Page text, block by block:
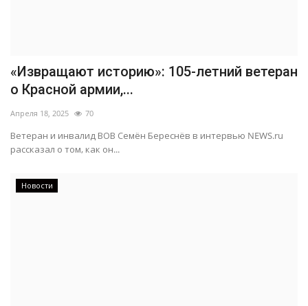
«Извращают историю»: 105-летний ветеран
о Красной армии,...
Апреля 18, 2025 70
Ветеран и инвалид ВОВ Семён Береснёв в интервью NEWS.ru
рассказал о том, как он...
Новости